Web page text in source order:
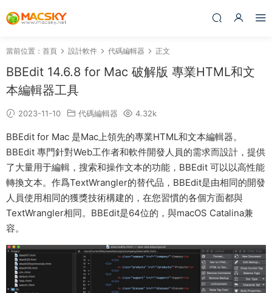
當前位置： 首頁 設計軟件 代碼編輯器 正文
BBEdit 14.6.8 for Mac 破解版 專業HTML和文
本編輯器工具
2023-11-10 代碼編輯器 4.32k
BBEdit for Mac 是Mac上領先的專業HTML和文本編輯器。
BBEdit 專門針對Web工作者和軟件開發人員的需求而設計，提供
了大量用于編輯，搜索和操作文本的功能，BBEdit 可以以高性能
轉換文本。作爲TextWrangler的替代品，BBEdit是由相同的開發
人員使用相同的獲獎技術構建的，在您習慣的各個方面都與
TextWrangler相同。BBEdit是64位的，與macOS Catalina兼
容。